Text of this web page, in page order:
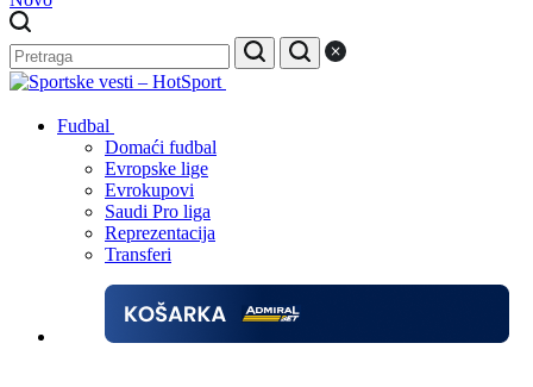
Fudbal
Domaći fudbal
Evropske lige
Evrokupovi
Saudi Pro liga
Reprezentacija
Transferi